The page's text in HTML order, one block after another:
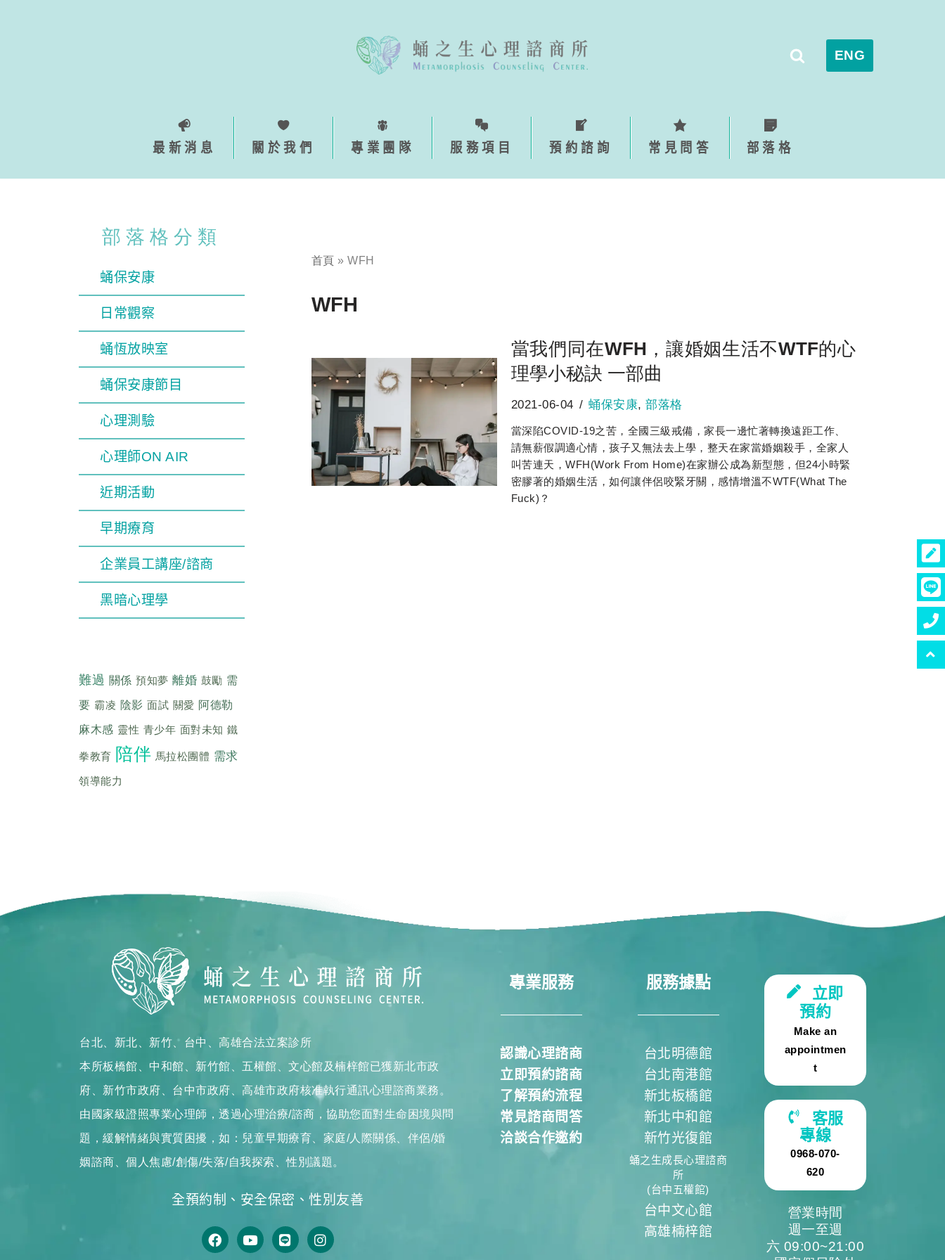
ENG
最新消息 關於我們 專業團隊 服務項目 預約諮詢 常見問答 部落格
部落格分類
蛹保安康
日常觀察
蛹恆放映室
蛹保安康節目
心理測驗
心理師ON AIR
近期活動
早期療育
企業員工講座/諮商
黑暗心理學
難過 關係 預知夢 離婚 鼓勵 需
要 霸凌 陰影 面試 關愛 阿德勒
麻木感 靈性 青少年 面對未知 鐵
拳教育 陪伴 馬拉松團體 需求
領導能力
首頁 »WFH
WFH
當我們同在WFH，讓婚姻生活不WTF的心
理學小秘訣 一部曲
2021-06-04 蛹保安康,部落格
當深陷COVID-19之苦，全國三級戒備，家長一邊忙著轉換遠距工作、
請無薪假調適心情，孩子又無法去上學，整天在家當婚姻殺手，全家人
叫苦連天，WFH(Work From Home)在家辦公成為新型態，但24小時緊
密膠著的婚姻生活，如何讓伴侶咬緊牙關，感情增溫不WTF(What The
Fuck)？
台北、新北、新竹、台中、高雄合法立案診所
本所板橋館、中和館、新竹館、五權館、文心館及楠梓館已獲新北市政
府、新竹市政府、台中市政府、高雄市政府核准執行通訊心理諮商業務。
由國家級證照專業心理師，透過心理治療/諮商，協助您面對生命困境與問
題，緩解情緒與實質困擾，如：兒童早期療育、家庭/人際關係、伴侶/婚
姻諮商、個人焦慮/創傷/失落/自我探索、性別議題。
全預約制、安全保密、性別友善
專業服務
認識心理諮商
立即預約諮商
了解預約流程
常見諮商問答
洽談合作邀約
服務據點
台北明德館
台北南港館
新北板橋館
新北中和館
新竹光復館
蛹之生成長心理諮商
所
(台中五權館)
台中文心館
高雄楠梓館
立即
預約
Make an
appointmen
t
客服
專線
0968-070-
620
營業時間
週一至週
六 09:00~21:00